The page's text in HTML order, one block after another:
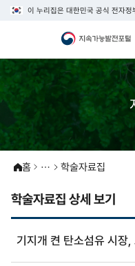
이 누리집은 대한민국 공식 전자정
홈 학술자료집
학술자료집 상세 보기
기지개 켠 탄소섬유 시장